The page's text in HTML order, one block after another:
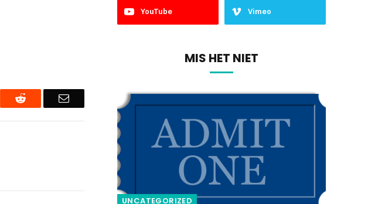
Reddit Email
YouTube Vimeo
MIS HET NIET
UNCATEGORIZED